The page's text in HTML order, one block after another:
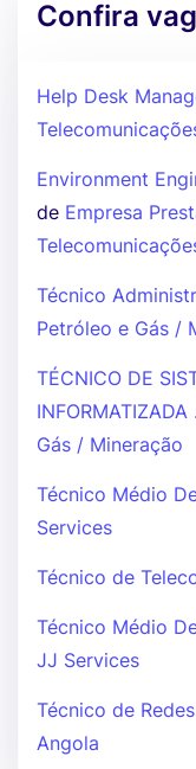
Confira
Help Desk
Environment
de Empresa
Técnico
Petróleo e Gás /
TÉCNICO DE
INFORMATIZADA .
Gás / Mineração
Técnico Médio
Services
Técnico de
Técnico Médio
JJ Services
Técnico de
Angola